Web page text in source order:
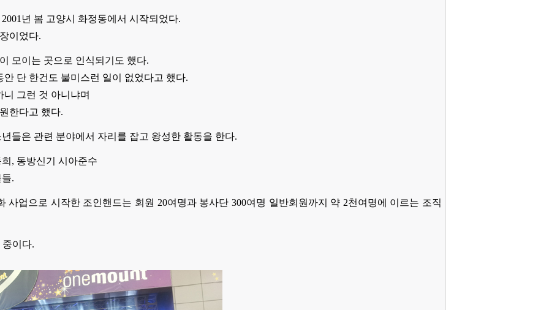
년 봄 고양시 화정동에서 시작되었다.
이었다.
모이는 곳으로 인식되기도 했다.
단 한건도 불미스런 일이 없었다고 했다.
그런 것 아니냐며
한다고 했다.
들은 관련 분야에서 자리를 잡고 왕성한 활동을 한다.
, 동방신기 시아준수
.
사업으로 시작한 조인핸드는 회원 20여명과 봉사단 300여명 일반회원까지 약 2천여명에 이르는 조직
중이다.